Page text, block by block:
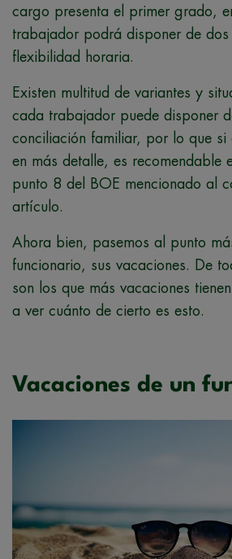
cargo presenta el primer grado,
trabajador podrá disponer de dos
flexibilidad horaria.
Existen multitud de variantes y
cada trabajador puede disponer
conciliación familiar, por lo que si
en más detalle, es recomendable
punto 8 del BOE mencionado al
artículo.
Ahora bien, pasemos al punto
funcionario, sus vacaciones. De
son los que más vacaciones
a ver cuánto de cierto es esto.
Vacaciones de un